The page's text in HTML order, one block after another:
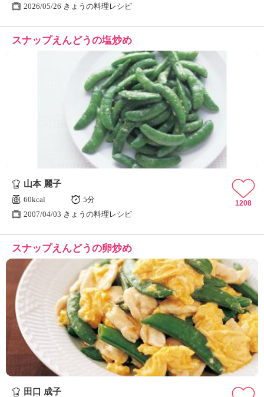
2026/05/26 きょうの料理レシピ
スナップえんどうの塩炒め
山本 麗子
60kcal
5分
2007/04/03 きょうの料理レシピ
1208
スナップえんどうの卵炒め
田口 成子